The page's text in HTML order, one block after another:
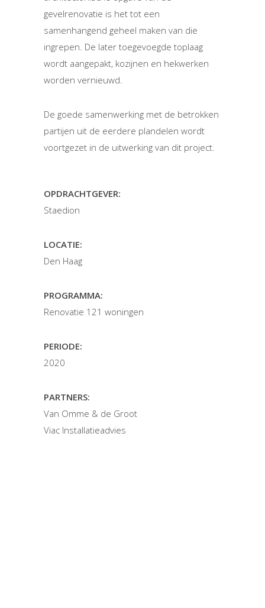
gevelrenovatie is het tot een
samenhangend geheel maken van die
ingrepen. De later toegevoegde toplaag
wordt aangepakt, kozijnen en hekwerken
worden vernieuwd.
De goede samenwerking met de betrokken
partijen uit de eerdere plandelen wordt
voortgezet in de uitwerking van dit project.
OPDRACHTGEVER:
Staedion
LOCATIE:
Den Haag
PROGRAMMA:
Renovatie 121 woningen
PERIODE:
2020
PARTNERS:
Van Omme & de Groot
Viac Installatieadvies